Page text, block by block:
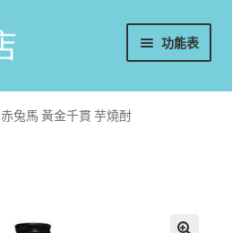
功能表
赤兔馬 黃金千貫 芋燒酎